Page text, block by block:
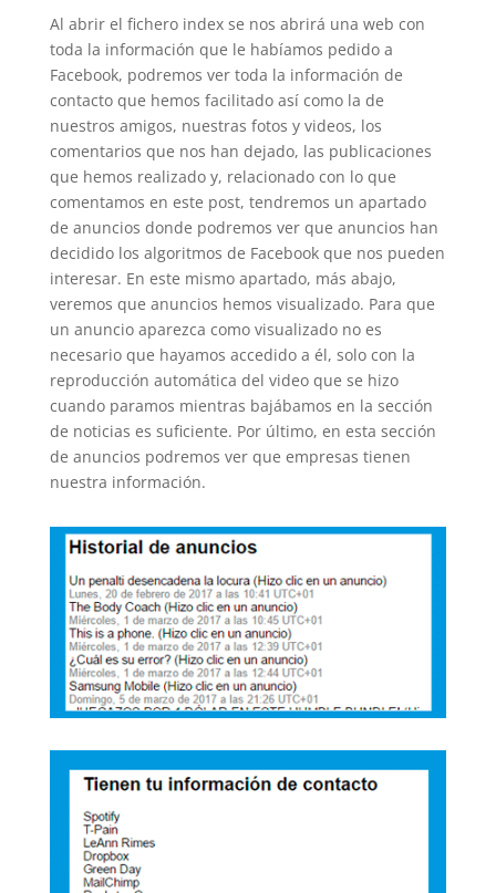
Al abrir el fichero index se nos abrirá una web con
toda la información que le habíamos pedido a
Facebook, podremos ver toda la información de
contacto que hemos facilitado así como la de
nuestros amigos, nuestras fotos y videos, los
comentarios que nos han dejado, las publicaciones
que hemos realizado y, relacionado con lo que
comentamos en este post, tendremos un apartado
de anuncios donde podremos ver que anuncios han
decidido los algoritmos de Facebook que nos pueden
interesar. En este mismo apartado, más abajo,
veremos que anuncios hemos visualizado. Para que
un anuncio aparezca como visualizado no es
necesario que hayamos accedido a él, solo con la
reproducción automática del video que se hizo
cuando paramos mientras bajábamos en la sección
de noticias es suficiente. Por último, en esta sección
de anuncios podremos ver que empresas tienen
nuestra información.